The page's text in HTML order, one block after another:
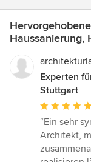
Haussanierung,
Experten
Stuttgart
Bewertung:
5
von
5
“Ein sehr
Architekt,